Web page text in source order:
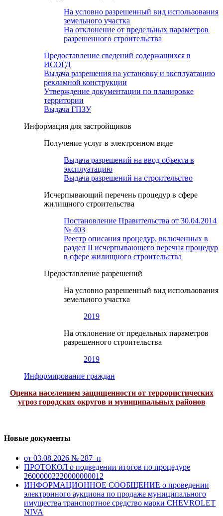
На условно разрешенный вид использования
земельного участка
На отклонение от предельных параметров
разрешенного строительства
Предоставление сведений содержащихся в
ИСОГД
Выдача разрешения на установку и эксплуатацию
рекламной конструкции
Утверждение документации по планировке
территории
Выдача ГПЗУ
Информация для застройщиков
Получение услуг в электронном виде
Выдача разрешений на ввод объекта в
эксплуатацию
Выдача разрешений на строительство
Исчерпывающий перечень процедур в сфере
жилищного строительства
Постановление Правительства от 30.04.2014
№ 403
Реестр описания процедур, включенных в
раздел II исчерпывающего перечня процедур
в сфере жилищного строительства
Предоставление разрешений
На условно разрешенный вид использования
земельного участка
2019
На отклонение от предельных параметров
разрешенного строительства
2019
Информирование граждан
Оценка населением защищенности от террористических
угроз городских округов и муниципальных районов
Новые документы
от 03.08.2026 № 287–п
ПРОТОКОЛ о подведении итогов по процедуре
26000002220000000012
ИНФОРМАЦИОННОЕ СООБЩЕНИЕ о проведении
электронного аукциона по продаже муниципального
имущества транспортное средство марки CHEVROLET
NIVA